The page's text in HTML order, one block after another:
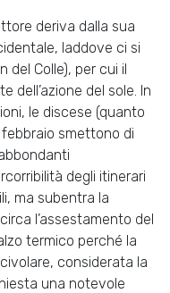
deriva dalla sua
laddove ci si
del Colle), per cui il
dell’azione del sole. In
le discese (quanto
smettono di
degli itinerari
ma subentra la
l’assestamento del
termico perché la
considerata la
una notevole